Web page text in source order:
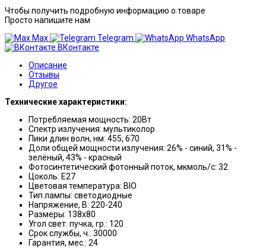
Чтобы получить подробную информацию о товаре
Просто напишите нам
Max
Telegram
WhatsApp
ВКонтакте
Описание
Отзывы
Другое
Технические характеристики:
Потребляемая мощность: 20Вт
Спектр излучения: мультиколор
Пики длин волн, нм: 455, 670
Доли общей мощности излучения: 26% - синий, 31% -
зелёный, 43% - красный
Фотосинтетический фотонный поток, мкмоль/с: 32
Цоколь: E27
Цветовая температура: BIO
Тип лампы: светодиодные
Напряжение, В: 220-240
Размеры: 138x80
Угол свет. пучка, гр.: 120
Срок службы, ч.: 30000
Гарантия, мес.: 24